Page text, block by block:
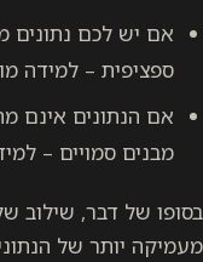
אם יש לכם נתונים
ספציפית – למידה
אם הנתונים אינם
מבנים סמויים –
בסופו של דבר, שילוב
מעמיקה יותר של